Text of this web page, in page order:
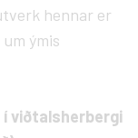
hennar er
ýmis
viðtalsherbergi